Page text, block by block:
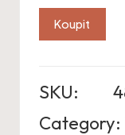
Koupit
SKU:
Category: